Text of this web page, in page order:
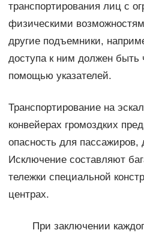
транспортирования лиц с
физическими
другие подъемники,
доступа к ним должен быть
помощью указателей.
Транспортирование на
конвейерах громоздких
опасность для
Исключение составляют
тележки специальной
центрах.
При заключении